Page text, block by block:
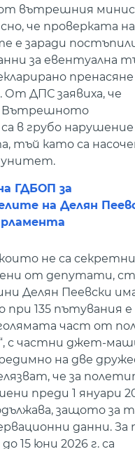
вътрешния
че проверката на
е заради
за евентуална
От ДПС заявиха, че
Вътрешното
в грубо нарушение
тъй като са
ГДБОП за
на Делян
не са
от депутати,
Делян Пеевски
при 135 пътувания е
част от
с частни джет-
на две
че за
преди 1 януари
защото за
данни. За
15 юни 2026 г. са